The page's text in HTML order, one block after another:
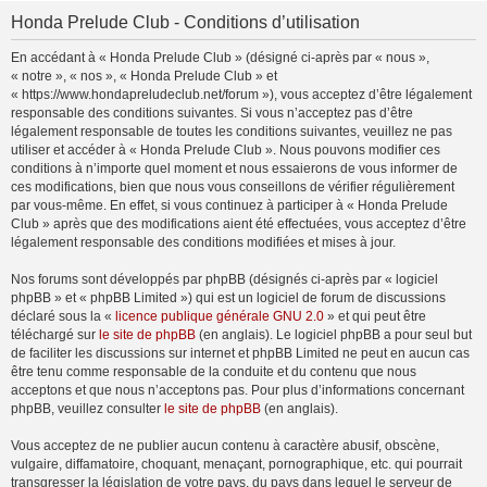
Honda Prelude Club - Conditions d’utilisation
En accédant à « Honda Prelude Club » (désigné ci-après par « nous »,
« notre », « nos », « Honda Prelude Club » et
« https://www.hondapreludeclub.net/forum »), vous acceptez d’être légalement
responsable des conditions suivantes. Si vous n’acceptez pas d’être
légalement responsable de toutes les conditions suivantes, veuillez ne pas
utiliser et accéder à « Honda Prelude Club ». Nous pouvons modifier ces
conditions à n’importe quel moment et nous essaierons de vous informer de
ces modifications, bien que nous vous conseillons de vérifier régulièrement
par vous-même. En effet, si vous continuez à participer à « Honda Prelude
Club » après que des modifications aient été effectuées, vous acceptez d’être
légalement responsable des conditions modifiées et mises à jour.
Nos forums sont développés par phpBB (désignés ci-après par « logiciel
phpBB » et « phpBB Limited ») qui est un logiciel de forum de discussions
déclaré sous la « licence publique générale GNU 2.0 » et qui peut être
téléchargé sur le site de phpBB (en anglais). Le logiciel phpBB a pour seul but
de faciliter les discussions sur internet et phpBB Limited ne peut en aucun cas
être tenu comme responsable de la conduite et du contenu que nous
acceptons et que nous n’acceptons pas. Pour plus d’informations concernant
phpBB, veuillez consulter le site de phpBB (en anglais).
Vous acceptez de ne publier aucun contenu à caractère abusif, obscène,
vulgaire, diffamatoire, choquant, menaçant, pornographique, etc. qui pourrait
transgresser la législation de votre pays, du pays dans lequel le serveur de